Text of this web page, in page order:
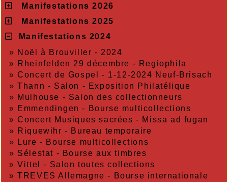
Manifestations 2026
Manifestations 2025
Manifestations 2024
» Noël à Brouviller - 2024
» Rheinfelden 29 décembre - Regiophila
»Concert de Gospel - 1-12-2024 Neuf-Brisach
»Thann - Salon - Exposition Philatélique
» Mulhouse - Salon des collectionneurs
» Emmendingen - Bourse multicollections
»Concert Musiques sacrées - Missa ad fugan
» Riquewihr - Bureau temporaire
» Lure - Bourse multicollections
» Sélestat - Bourse aux timbres
»Vittel - Salon toutes collections
»TREVES Allemagne - Bourse internationale